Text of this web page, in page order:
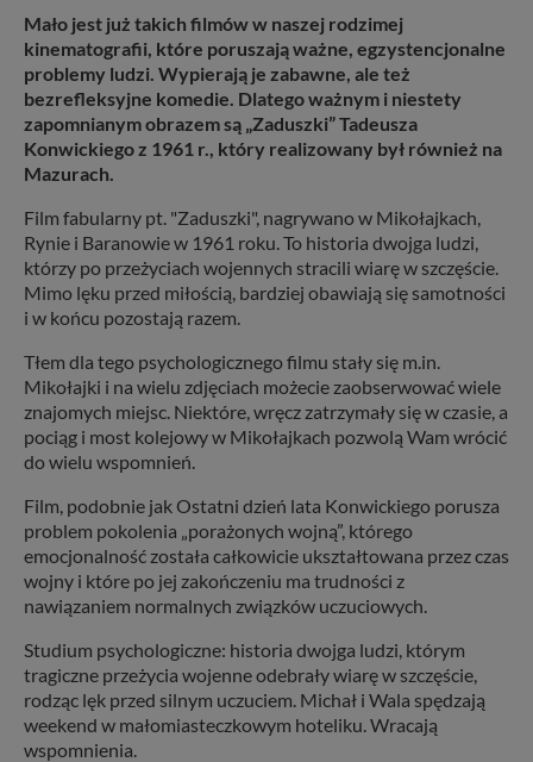
Mało jest już takich filmów w naszej rodzimej
kinematografii, które poruszają ważne, egzystencjonalne
problemy ludzi. Wypierają je zabawne, ale też
bezrefleksyjne komedie. Dlatego ważnym i niestety
zapomnianym obrazem są „Zaduszki” Tadeusza
Konwickiego z 1961 r., który realizowany był również na
Mazurach.
Film fabularny pt. "Zaduszki", nagrywano w Mikołajkach,
Rynie i Baranowie w 1961 roku. To historia dwojga ludzi,
którzy po przeżyciach wojennych stracili wiarę w szczęście.
Mimo lęku przed miłością, bardziej obawiają się samotności
i w końcu pozostają razem.
Tłem dla tego psychologicznego filmu stały się m.in.
Mikołajki i na wielu zdjęciach możecie zaobserwować wiele
znajomych miejsc. Niektóre, wręcz zatrzymały się w czasie, a
pociąg i most kolejowy w Mikołajkach pozwolą Wam wrócić
do wielu wspomnień.
Film, podobnie jak Ostatni dzień lata Konwickiego porusza
problem pokolenia „porażonych wojną”, którego
emocjonalność została całkowicie ukształtowana przez czas
wojny i które po jej zakończeniu ma trudności z
nawiązaniem normalnych związków uczuciowych.
Studium psychologiczne: historia dwojga ludzi, którym
tragiczne przeżycia wojenne odebrały wiarę w szczęście,
rodząc lęk przed silnym uczuciem. Michał i Wala spędzają
weekend w małomiasteczkowym hoteliku. Wracają
wspomnienia.